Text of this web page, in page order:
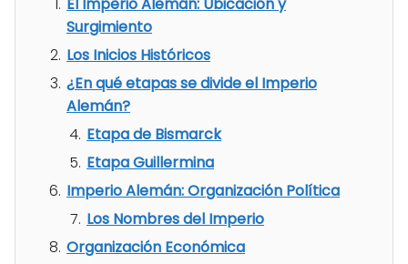
El Imperio Alemán: Ubicación y
Surgimiento
Los Inicios Históricos
¿En qué etapas se divide el Imperio
Alemán?
Etapa de Bismarck
Etapa Guillermina
Imperio Alemán: Organización Política
Los Nombres del Imperio
Organización Económica